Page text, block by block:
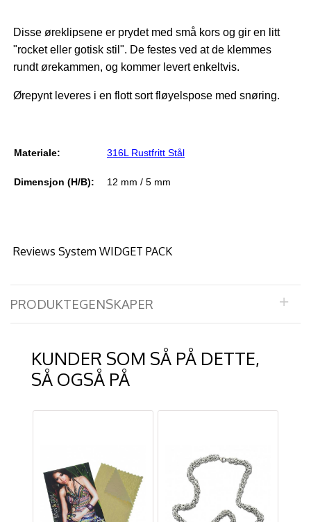
Disse øreklipsene er prydet med små kors og gir en litt
"rocket eller gotisk stil". De festes ved at de klemmes
rundt ørekammen, og kommer levert enkeltvis.
Ørepynt leveres i en flott sort fløyelspose med snøring.
Materiale: 316L Rustfritt Stål
Dimensjon (H/B): 12 mm / 5 mm
Reviews System WIDGET PACK
PRODUKTEGENSKAPER
KUNDER SOM SÅ PÅ DETTE,
SÅ OGSÅ PÅ